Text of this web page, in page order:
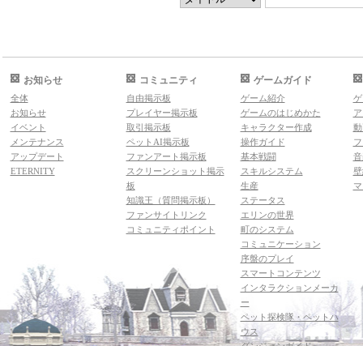
お知らせ
全体
お知らせ
イベント
メンテナンス
アップデート
ETERNITY
コミュニティ
自由掲示板
プレイヤー掲示板
取引掲示板
ペットAI掲示板
ファンアート掲示板
スクリーンショット掲示
板
知識王（質問掲示板）
ファンサイトリンク
コミュニティポイント
ゲームガイド
ゲーム紹介
ゲームのはじめかた
キャラクター作成
操作ガイド
基本戦闘
スキルシステム
生産
ステータス
エリンの世界
町のシステム
コミュニケーション
序盤のプレイ
スマートコンテンツ
インタラクションメーカ
ー
ペット探検隊・ペットハ
ウス